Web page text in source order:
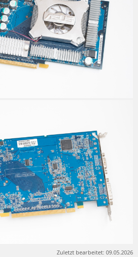
Zuletzt bearbeitet: 09.05.2026